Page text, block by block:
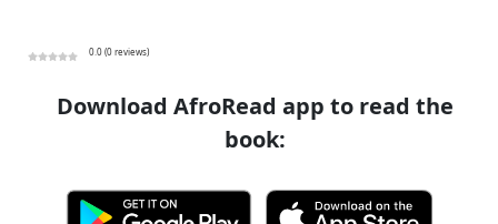
0.0 (0 reviews)
Download AfroRead app to read the
book: